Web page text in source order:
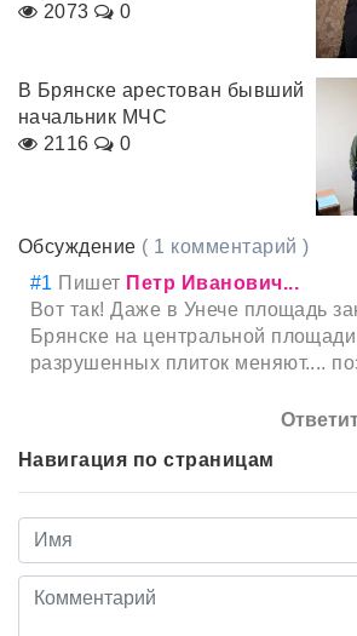
2073
0
В Брянске арестован бывший
начальник МЧС
2116
0
Обсуждение ( 1 комментарий )
#1 Пишет Петр Иванович...
Вот так! Даже в Унече площадь
Брянске на центральной
разрушенных плиток меняют....
Навигация по страницам